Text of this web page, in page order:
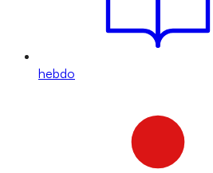
hebdo